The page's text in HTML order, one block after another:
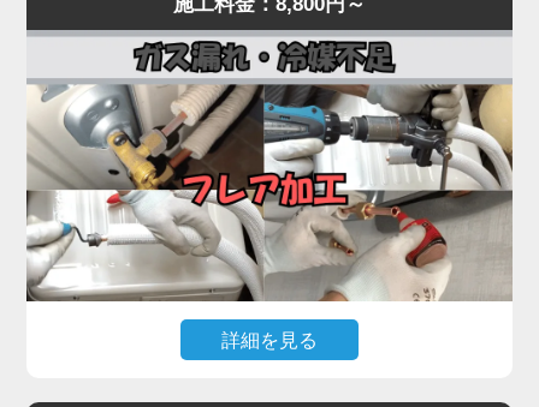
まで一貫対応。
最短即日対応で、内部の詰まりや劣化を根本から取
り除き、再発を防ぎます。
水漏れに気付いたら、お早めにプロの点検をご依頼
ください。
常が原因として考えられます。
経年劣化により、室外機内部のベアリングが摩耗し
てうなり音が出たり、ファン羽根に枯葉や異物が当
たって異音を発する事例も多く見られます。
「家電の達人」では、こうした異音・振動トラブル
に対して、室外機の分解点検・ファン羽根の調整・
モーター動作確認を行い、必要に応じて部品交換を
実施。
特にコンプレッサーから低い唸り音が継続する場合
は、内部の冷媒圧縮機構が故障している可能性があ
り、早期対応が重要です。
詳細を見る